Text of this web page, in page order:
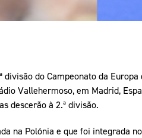
do Campeonato da
Vallehermoso, em Madrid,
descerão à 2.ª divisão.
na Polónia e que foi integrada